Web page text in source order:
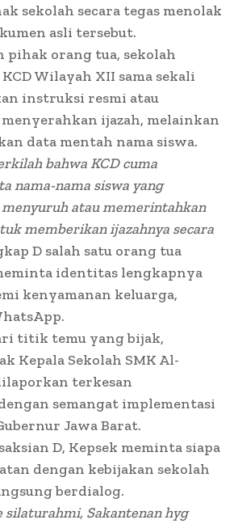
sekolah secara tegas menolak
asli tersebut.
pihak orang tua, sekolah
Wilayah XII sama sekali
instruksi resmi atau
ijazah, melainkan
data mentah nama siswa.
bahwa KCD cuma
nama-nama siswa yang
atau memerintahkan
memberikan ijazahnya secara
D salah satu orang tua
identitas lengkapnya
kenyamanan keluarga,
titik temu yang bijak,
Kepala Sekolah SMK Al-
terkesan
semangat implementasi
Jawa Barat.
D, Kepsek meminta siapa
dengan kebijakan sekolah
berdialog.
silaturahmi, Sakantenan hyg